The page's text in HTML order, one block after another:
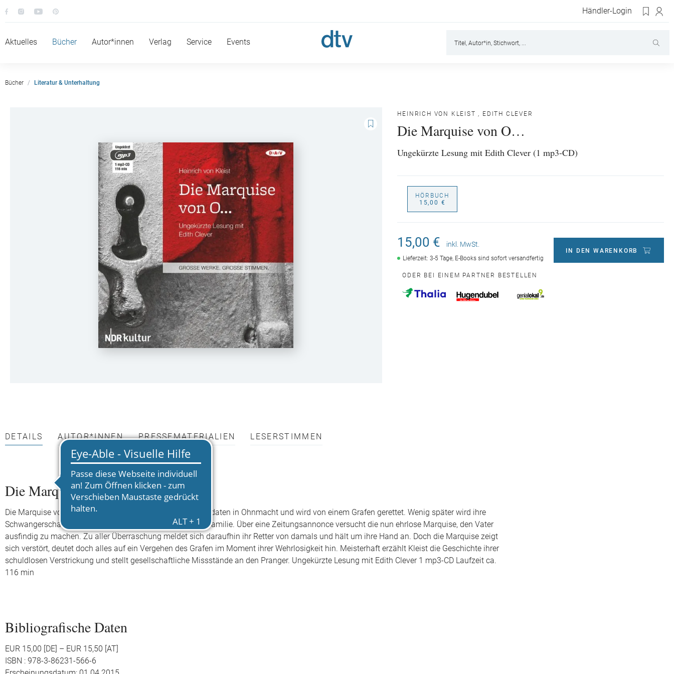
Händler-Login
Aktuelles Bücher Autor*innen Verlag Service Events
Bücher Literatur & Unterhaltung
HEINRICH VON KLEIST , EDITH CLEVER
Die Marquise von O…
Ungekürzte Lesung mit Edith Clever (1 mp3-CD)
HÖRBUCH
15,00 €
15,00 € inkl. MwSt.
Lieferzeit: 3-5 Tage, E-Books sind sofort versandfertig
IN DEN WARENKORB
ODER BEI EINEM PARTNER BESTELLEN
DETAILS AUTOR*INNEN PRESSEMATERIALIEN LESERSTIMMEN
Die Marquise von O…
Die Marquise von O… fällt bei einem Überfall russischer Soldaten in Ohnmacht und wird von einem Grafen gerettet. Wenig später wird ihre
Schwangerschaft festgestellt – ein Skandal für die ganze Familie. Über eine Zeitungsannonce versucht die nun ehrlose Marquise, den Vater
ausfindig zu machen. Zu aller Überraschung meldet sich daraufhin ihr Retter von damals und hält um ihre Hand an. Doch die Marquise zeigt
sich verstört, deutet doch alles auf ein Vergehen des Grafen im Moment ihrer Wehrlosigkeit hin. Meisterhaft erzählt Kleist die Geschichte ihrer
schuldlosen Verstrickung und stellt gesellschaftliche Missstände an den Pranger. Ungekürzte Lesung mit Edith Clever 1 mp3-CD Laufzeit ca.
116 min
Bibliografische Daten
EUR 15,00 [DE] – EUR 15,50 [AT]
ISBN : 978-3-86231-566-6